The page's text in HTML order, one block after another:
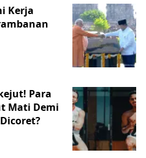
Kerja
Para
Mati Demi